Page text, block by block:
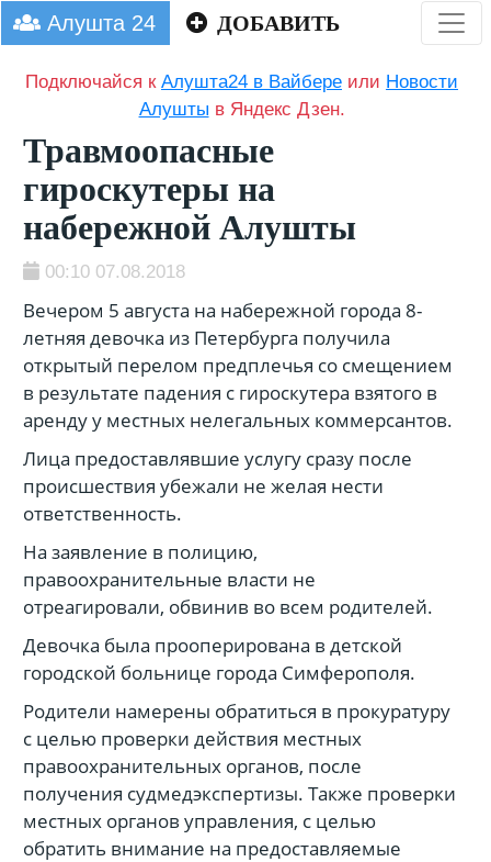
Алушта 24 ДОБАВИТЬ
Подключайся кАлушта24 в Вайбере или Новости
Алушты в Яндекс Дзен.
Травмоопасные
гироскутеры на
набережной Алушты
00:10 07.08.2018
Вечером 5 августа на набережной города 8-
летняя девочка из Петербурга получила
открытый перелом предплечья со смещением
в результате падения с гироскутера взятого в
аренду у местных нелегальных коммерсантов.
Лица предоставлявшие услугу сразу после
происшествия убежали не желая нести
ответственность.
На заявление в полицию,
правоохранительные власти не
отреагировали, обвинив во всем родителей.
Девочка была прооперирована в детской
городской больнице города Симферополя.
Родители намерены обратиться в прокуратуру
с целью проверки действия местных
правоохранительных органов, после
получения судмедэкспертизы. Также проверки
местных органов управления, с целью
обратить внимание на предоставляемые